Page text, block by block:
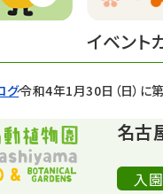
グ令和4年1月30日（日）に
イベント
名古
入